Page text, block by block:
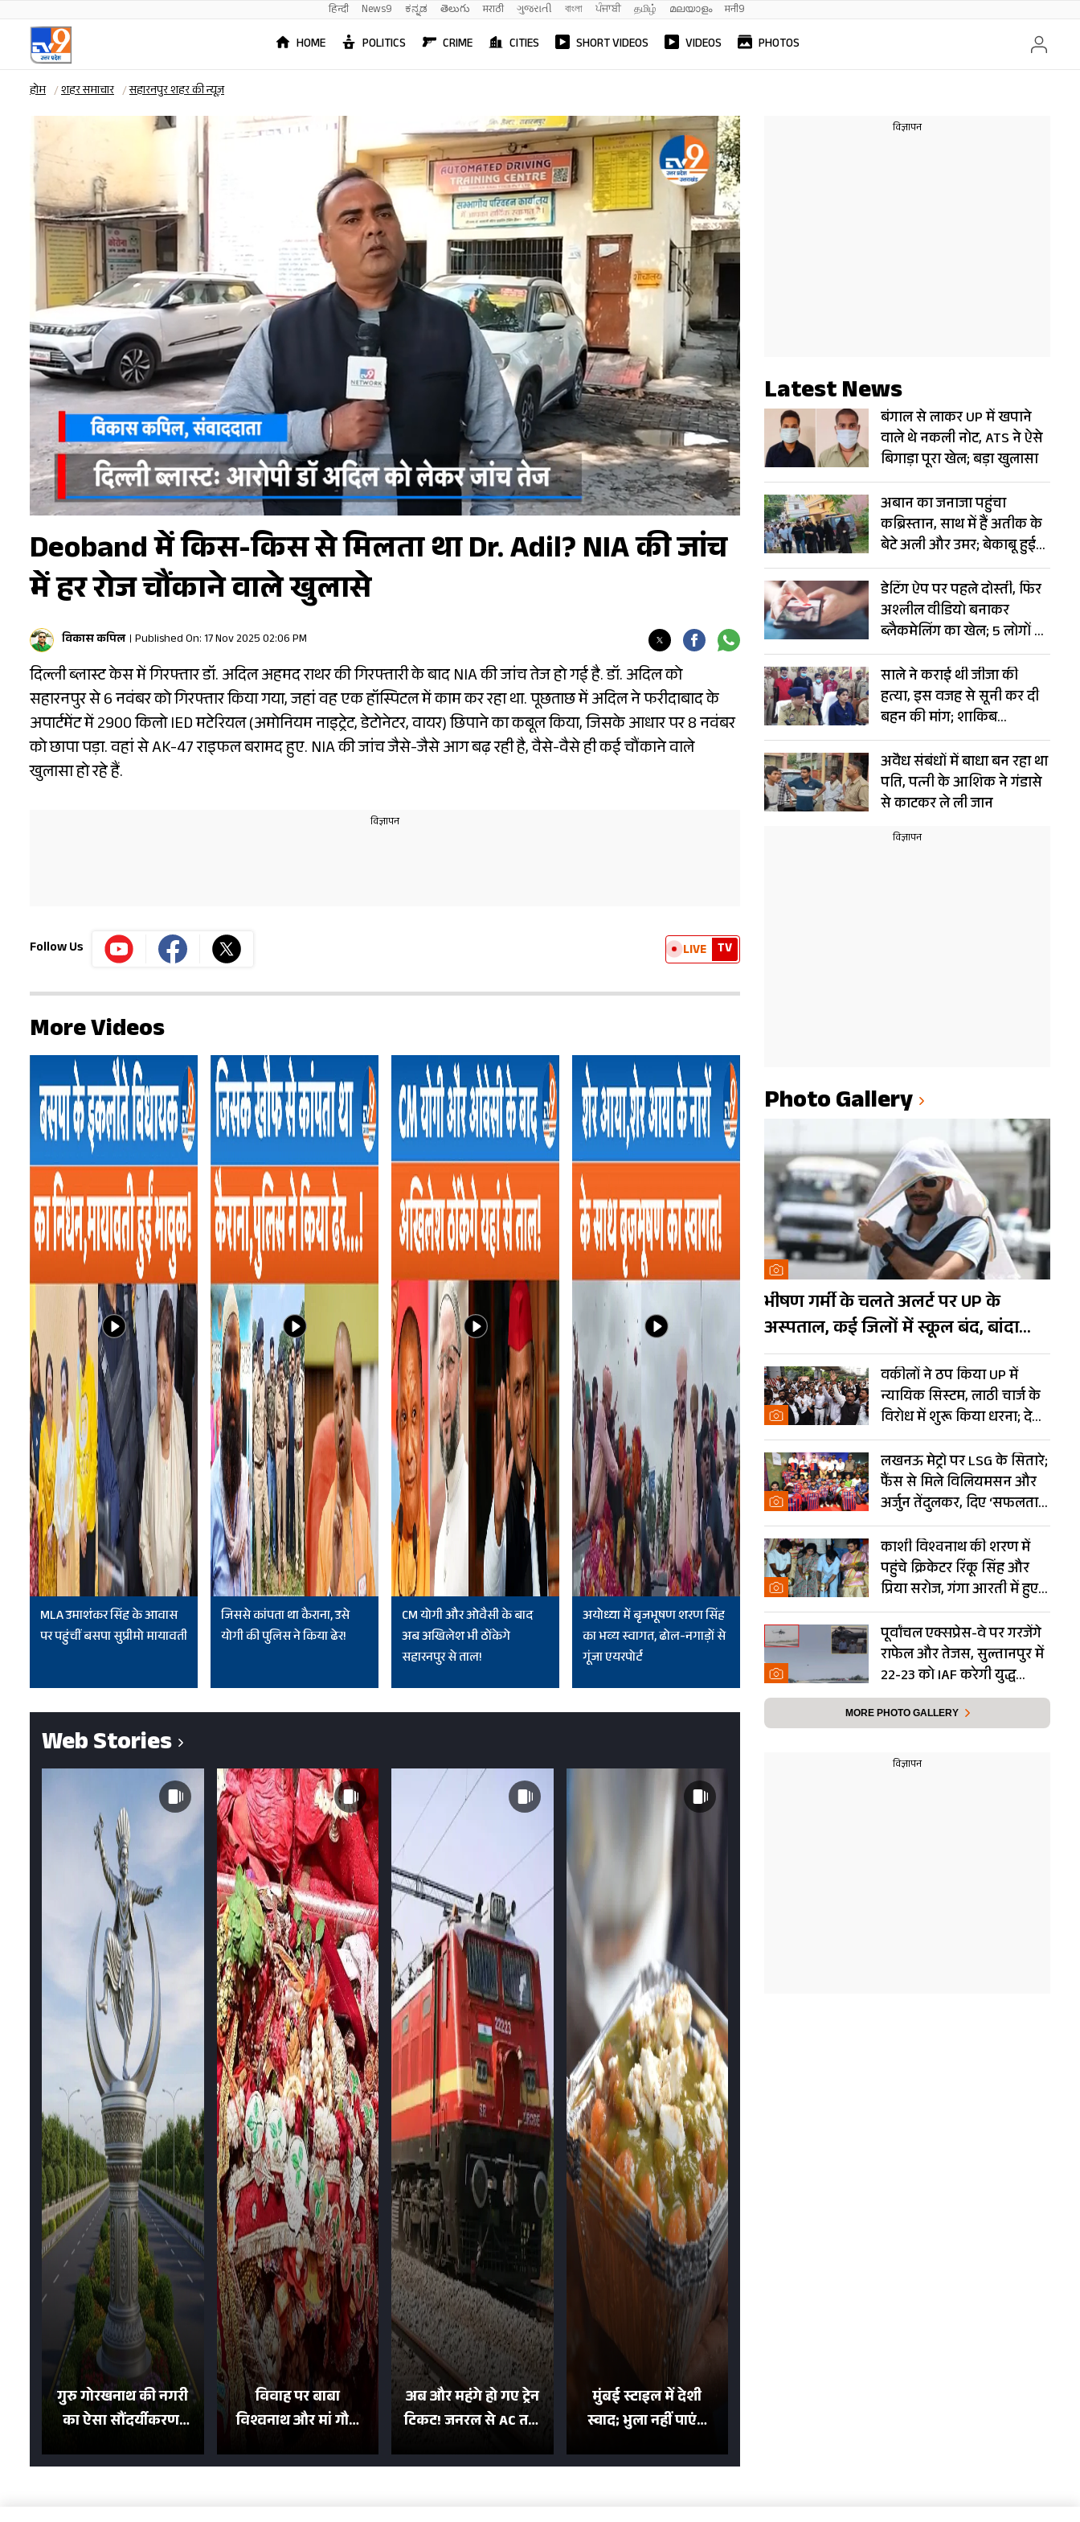
हिन्दी News9 ಕನ್ನಡ తెలుగు मराठी ગુજરાતી বাংলা ਪੰਜਾਬੀ தமிழ் മലയാളം मनी9
HOME POLITICS CRIME CITIES SHORT VIDEOS VIDEOS PHOTOS
होम शहर समाचार सहारनपुर शहर की न्यूज़
Deoband में किस-किस से मिलता था Dr. Adil? NIA की जांच
में हर रोज चौंकाने वाले खुलासे
विकास कपिल Published On: 17 Nov 2025 02:06 PM
दिल्ली ब्लास्ट केस में गिरफ्तार डॉ. अदिल अहमद राथर की गिरफ्तारी के बाद NIA की जांच तेज हो गई है. डॉ. अदिल को
सहारनपुर से 6 नवंबर को गिरफ्तार किया गया, जहां वह एक हॉस्पिटल में काम कर रहा था. पूछताछ में अदिल ने फरीदाबाद के
अपार्टमेंट में 2900 किलो IED मटेरियल (अमोनियम नाइट्रेट, डेटोनेटर, वायर) छिपाने का कबूल किया, जिसके आधार पर 8 नवंबर
को छापा पड़ा. वहां से AK-47 राइफल बरामद हुए. NIA की जांच जैसे-जैसे आग बढ़ रही है, वैसे-वैसे ही कई चौंकाने वाले
खुलासा हो रहे हैं.
Follow Us LIVE TV
More Videos
MLA उमाशंकर सिंह के आवास
पर पहुंचीं बसपा सुप्रीमो मायावती
जिससे कांपता था कैराना, उसे
योगी की पुलिस ने किया ढेर!
CM योगी और ओवैसी के बाद
अब अखिलेश भी ठोंकेगे
सहारनपुर से ताल!
अयोध्या में बृजभूषण शरण सिंह
का भव्य स्वागत, ढोल-नगाड़ों से
गूंजा एयरपोर्ट
Web Stories
गुरु गोरखनाथ की नगरी
का ऐसा सौंदर्यीकरण!
सड़कें; देखें Photos
विवाह पर बाबा
विश्वनाथ और मां गौरा
न्योता, 500 भक्तों ने दिया
अब और महंगे हो गए ट्रेन
टिकट! जनरल से AC तक
की यात्रा हुई इतनी महंगी
मुंबई स्टाइल में देशी
स्वाद; भुला नहीं पाएंगे
टेस्ट
Latest News
बंगाल से लाकर UP में खपाने
वाले थे नकली नोट, ATS ने ऐसे
बिगाड़ा पूरा खेल; बड़ा खुलासा
अबान का जनाजा पहुंचा
कब्रिस्तान, साथ में हैं अतीक के
बेटे अली और उमर; बेकाबू हुई
भीड़
डेटिंग ऐप पर पहले दोस्ती, फिर
अश्लील वीडियो बनाकर
ब्लैकमेलिंग का खेल; 5 लोगों से
ठग लिए 6 करोड़
साले ने कराई थी जीजा की
हत्या, इस वजह से सूनी कर दी
बहन की मांग; शाकिब
हत्याकांड में बड़ा खुलासा
अवैध संबंधों में बाधा बन रहा था
पति, पत्नी के आशिक ने गंडासे
से काटकर ले ली जान
Photo Gallery
भीषण गर्मी के चलते अलर्ट पर UP के
अस्पताल, कई जिलों में स्कूल बंद, बांदा
दुनिया का तीसरा सबसे गर्म शहर
वकीलों ने ठप किया UP में
न्यायिक सिस्टम, लाठी चार्ज के
विरोध में शुरू किया धरना; देखें
Photos
लखनऊ मेट्रो पर LSG के सितारे;
फैंस से मिले विलियमसन और
अर्जुन तेंदुलकर, दिए ‘सफलता
के मंत्र’- PHOTOS
काशी विश्वनाथ की शरण में
पहुंचे क्रिकेटर रिंकू सिंह और
प्रिया सरोज, गंगा आरती में हुए
शामिल- Photos
पूर्वांचल एक्सप्रेस-वे पर गरजेंगे
राफेल और तेजस, सुल्तानपुर में
22-23 को IAF करेगी युद्ध
अभ्यास
MORE PHOTO GALLERY